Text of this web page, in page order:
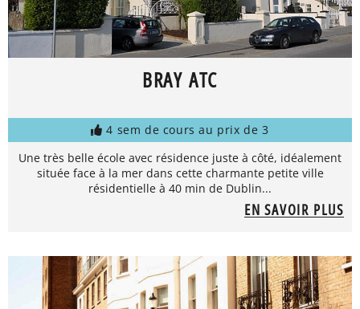
BRAY ATC
4 sem de cours au prix de 3
Une très belle école avec résidence juste à côté, idéalement
située face à la mer dans cette charmante petite ville
résidentielle à 40 min de Dublin...
EN SAVOIR PLUS